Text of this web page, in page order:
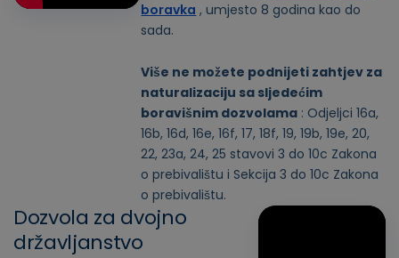
boravka , umjesto 8 godina kao do
sada.
Više ne možete podnijeti zahtjev za
naturalizaciju sa sljedećim
boravišnim dozvolama : Odjeljci 16a,
16b, 16d, 16e, 16f, 17, 18f, 19, 19b, 19e, 20,
22, 23a, 24, 25 stavovi 3 do 10c Zakona
o prebivalištu i Sekcija 3 do 10c Zakona
o prebivalištu.
Dozvola za dvojno
državljanstvo